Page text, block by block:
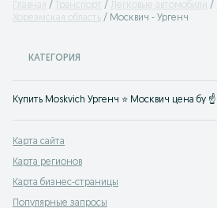
Главная Транспорт Легковые автомобили
Хорезмская область
Москвич - Ургенч
КАТЕГОРИЯ
Карта сайта
Карта регионов
Карта бизнес-страницы
Популярные запросы